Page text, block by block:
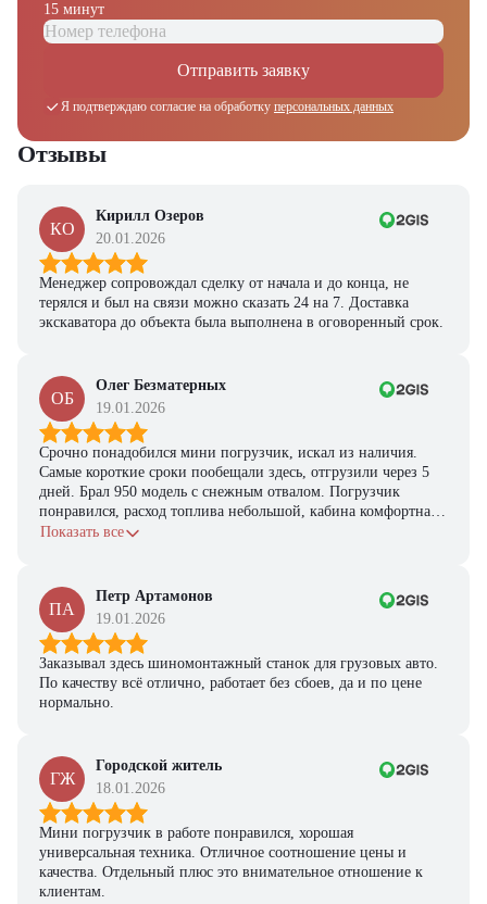
15 минут
Отправить заявку
Я подтверждаю согласие на обработку персональных данных
Отзывы
КО
Кирилл Озеров
20.01.2026
Менеджер сопровождал сделку от начала и до конца, не
терялся и был на связи можно сказать 24 на 7. Доставка
экскаватора до объекта была выполнена в оговоренный срок.
ОБ
Олег Безматерных
19.01.2026
Срочно понадобился мини погрузчик, искал из наличия.
Самые короткие сроки пообещали здесь, отгрузили через 5
дней. Брал 950 модель с снежным отвалом. Погрузчик
понравился, расход топлива небольшой, кабина комфортная,
с задачами справляется.
Показать все
ПА
Петр Артамонов
19.01.2026
Заказывал здесь шиномонтажный станок для грузовых авто.
По качеству всё отлично, работает без сбоев, да и по цене
нормально.
ГЖ
Городской житель
18.01.2026
Мини погрузчик в работе понравился, хорошая
универсальная техника. Отличное соотношение цены и
качества. Отдельный плюс это внимательное отношение к
клиентам.